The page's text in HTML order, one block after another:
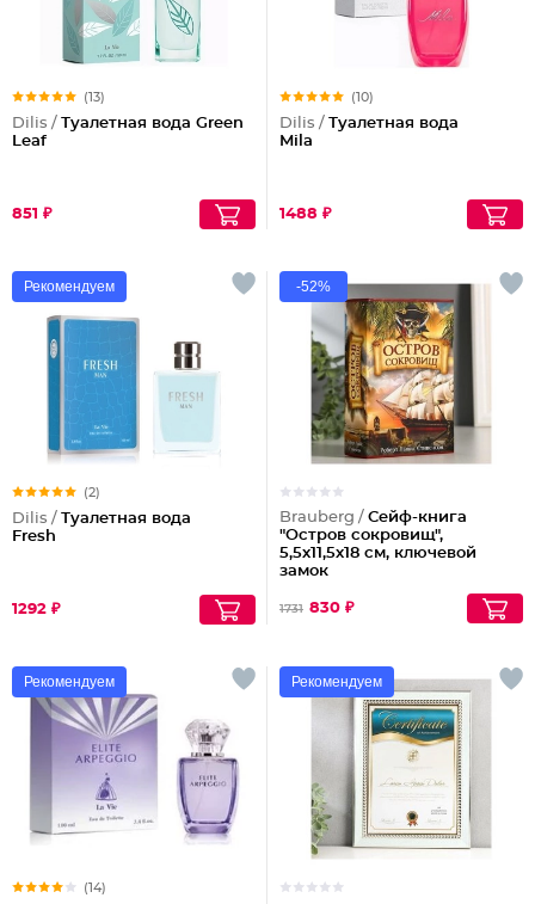
(13)
Dilis / Туалетная вода Green
Leaf
851 ₽
(10)
Dilis / Туалетная вода
Mila
1488 ₽
Рекомендуем
(2)
Dilis / Туалетная вода
Fresh
1292 ₽
-52%
Brauberg / Сейф-книга
"Остров сокровищ",
5,5х11,5х18 см, ключевой
замок
1731 830 ₽
Рекомендуем
(14)
Рекомендуем